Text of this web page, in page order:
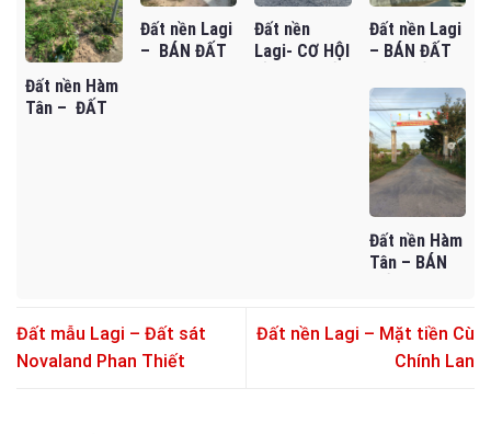
Đất nền Hàm
Tân – ĐẤT
Đất nền Lagi
– BÁN ĐẤT
Đất nền
Lagi- CƠ HỘI
Đất nền Lagi
– BÁN ĐẤT
NGUYỄN
THÔNG –
GIÁ MỀM CHỈ
1,25 TỶ
Đất nền Hàm
Tân – BÁN
TRIỆU/M
NGANG
Đất mẫu Lagi – Đất sát
Novaland Phan Thiết
Đất nền Lagi – Mặt tiền Cù
Chính Lan